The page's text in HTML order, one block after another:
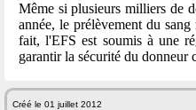
Même si plusieurs milliers de
année, le prélèvement du
fait, l'EFS est soumis à une
garantir la sécurité du donneur
Créé le 01 juillet 2012